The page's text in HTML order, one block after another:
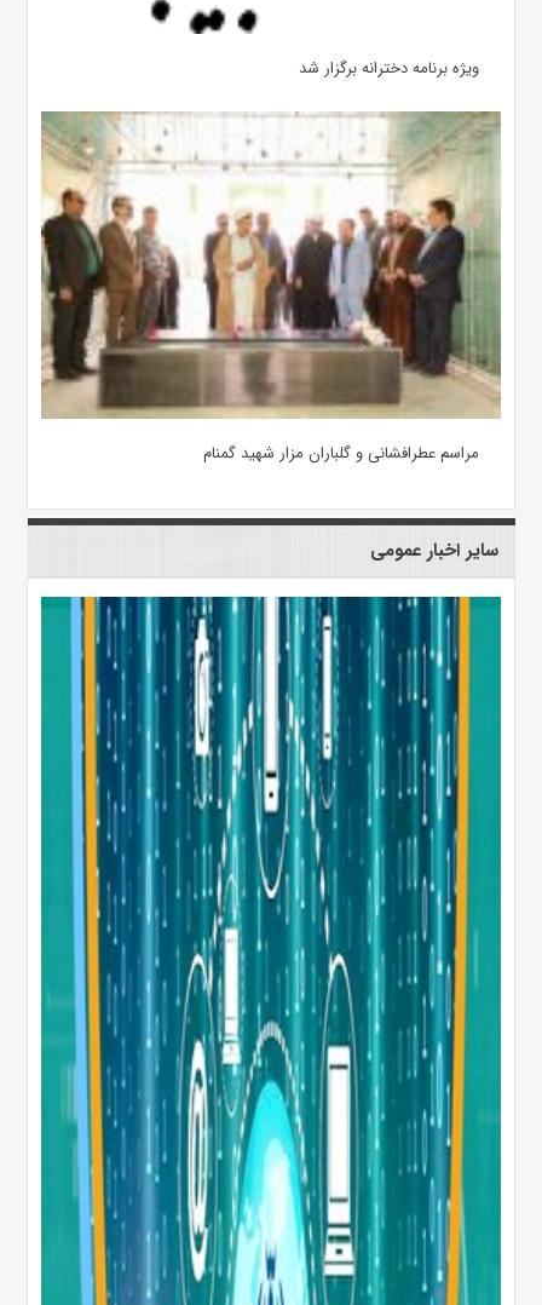
ویژه برنامه دخترانه برگزار شد
مراسم عطرافشانی و گلباران مزار شهید گمنام
سایر اخبار عمومی